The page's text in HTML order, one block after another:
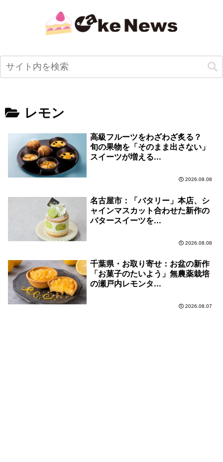
レモン
高級フルーツをわざわざ炙る？
旬の果物を「そのまま出さない」
スイーツが増える...
2026.08.08
名古屋市：「バタリー」本店、シ
ャインマスカット合わせた新作の
バタースイーツを...
2026.08.08
千葉県・お取り寄せ：お盆の新作
「お菓子のたいよう」無農薬栽培
の瀬戸内レモンタ...
2026.08.07